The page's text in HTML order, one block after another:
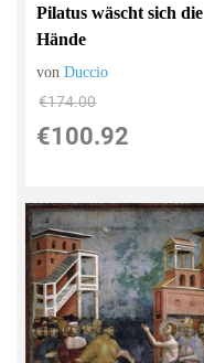
Pilatus wäscht sich die
Hände
vonDuccio
€174.00
€100.92